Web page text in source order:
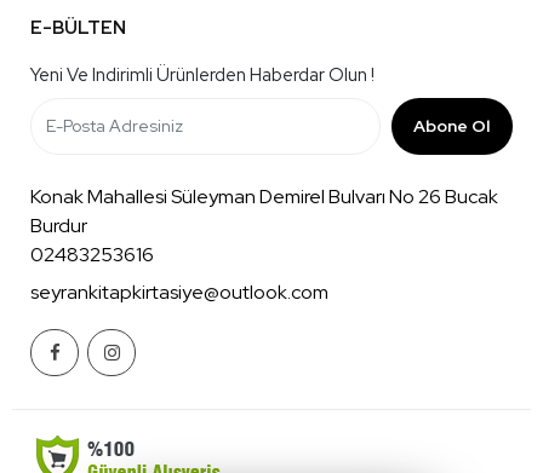
E-BÜLTEN
Yeni Ve Indirimli Ürünlerden Haberdar Olun !
Abone Ol
Konak Mahallesi Süleyman Demirel Bulvarı No 26 Bucak
Burdur
02483253616
seyrankitapkirtasiye@outlook.com